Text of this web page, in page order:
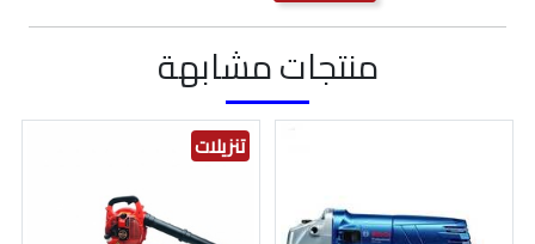
منتجات مشابهة
تنزيلات